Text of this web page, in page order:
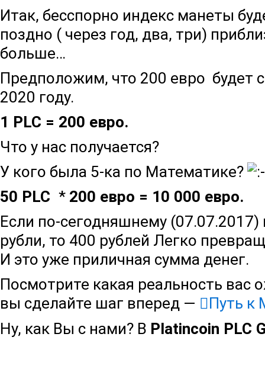
Итак, бесспорно индекс манеты
поздно ( через год, два, три)
больше…
Предположим, что 200 евро будет
2020 году.
1 PLC = 200 евро.
Что у нас получается?
У кого была 5-ка по Математике?
50 PLC * 200 евро = 10 000 евро.
Если по-сегодняшнему (07.07.2017)
рубли, то 400 рублей Легко
И это уже приличная сумма денег.
Посмотрите какая реальность вас
вы сделайте шаг вперед —
Путь к
Ну, как Вы с нами? В Platincoin PLC